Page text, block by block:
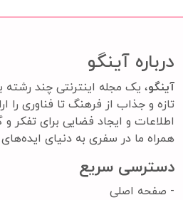
درباره آینگو
آینگو، یک مجله اینترنتی چند
تازه و جذاب از فرهنگ تا فناوری را
اطلاعات و ایجاد فضایی برای تفکر
همراه ما در سفری به دنیای
دسترسی سریع
- صفحه اصلی